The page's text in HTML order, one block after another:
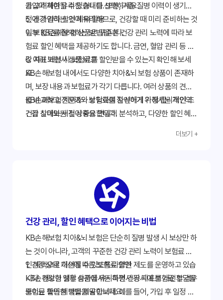
을 고려하여 유리한 형태를 선택하세요.
가입이 제한될 수 있습니다. 또한, 기존 질병 이력이 생기기
전에 가입하는 것이 유리하므로, 건강할 때 미리 준비하는 것
이 보험료를 절약하는 방법입니다.
5. 건강 관리 할인 혜택 활용
일부 KB손해보험 상품은 꾸준한 건강 관리 노력에 따라 보
험료 할인 혜택을 제공하기도 합니다. 금연, 혈압 관리 등 건
강 지표 개선 시 보험료를 할인받을 수 있는지 확인해 보세
요.
6. 여러 보험사 상품 비교
KB손해보험 내에서도 다양한 치아&뇌 보험 상품이 존재하
며, 보장 내용과 보험료가 각기 다릅니다. 여러 상품의 견적
을 비교하고 전문가와 상담하여 자신에게 가장 합리적인 조
건을 찾아보는 것이 중요합니다.
KB손해보험 치아&뇌 보험료를 절약하기 위해서는 개인의
건강 상태와 재정 상황을 면밀히 분석하고, 다양한 할인 혜택
더보기 +
건강 관리, 할인 혜택으로 이어지는 비법
KB손해보험 치아&뇌 보험은 단순히 질병 발생 시 보상만 하
는 것이 아니라, 고객의 꾸준한 건강 관리 노력이 보험료 할
인 혜택으로 이어질 수 있도록 다양한 제도를 운영하고 있습
니다. 건강한 생활 습관을 유지하면서 동시에 보험료 부담을
줄이는 똑똑한 방법을 알아보세요.
1. 건강 상태 개선에 따른 보험료 할인
KB손해보험 일부 상품에서는 특정 건강 지표를 개선할 경우
보험료 할인 혜택을 제공합니다. 예를 들어, 가입 후 일정 기